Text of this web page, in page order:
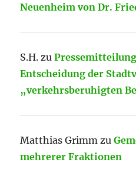
Neuenheim von Dr.
S.H. zu
Entscheidung der
„verkehrsberuhigten
Matthias Grimm zu
mehrerer Fraktionen